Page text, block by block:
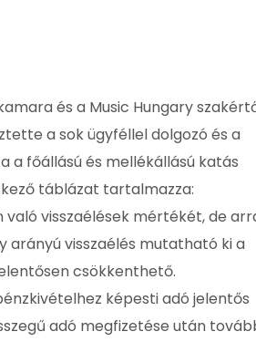
és a Music Hungary
a sok ügyféllel dolgozó és a
főállású és mellékállású katás
táblázat tartalmazza:
való visszaélések mértékét, de
arányú visszaélés mutatható ki a
csökkenthető.
képesti adó jelentős
adó megfizetése után